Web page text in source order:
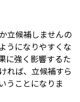
立候補しませんの
うになりやすくな
に強く影響するた
れば、立候補すら
うことになりま